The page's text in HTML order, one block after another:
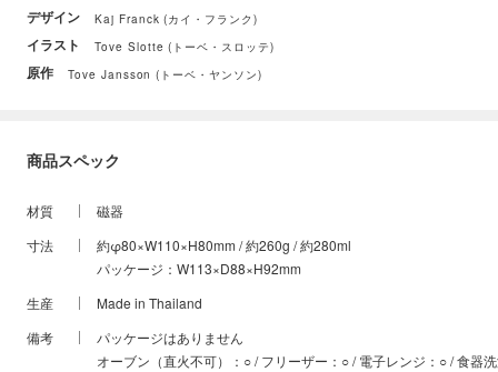
デザイン Kaj Franck (カイ・フランク)
イラスト Tove Slotte (トーベ・スロッテ)
原作 Tove Jansson (トーベ・ヤンソン)
商品スペック
材質
磁器
寸法
約φ80×W110×H80mm / 約260g / 約280ml
パッケージ：W113×D88×H92mm
生産
Made in Thailand
備考
パッケージはありません
オーブン（直火不可）：○ / フリーザー：○ / 電子レンジ：○ / 食器